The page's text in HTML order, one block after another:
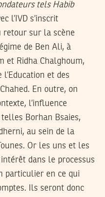
tels Habib
l’IVD s’inscrit
retour sur la scène
de Ben Ali, à
et Ridha Chalghoum,
et des
En outre, on
l’influence
Borhan Bsaies,
au sein de la
Or les uns et les
dans le processus
particulier en ce qui
Ils seront donc